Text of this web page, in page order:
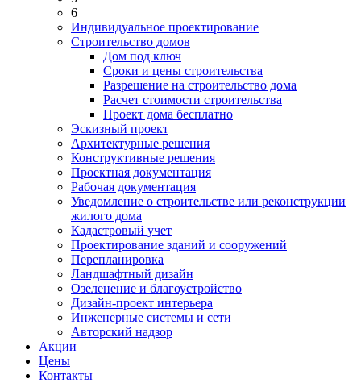
6
Индивидуальное проектирование
Строительство домов
Дом под ключ
Сроки и цены строительства
Разрешение на строительство дома
Расчет стоимости строительства
Проект дома бесплатно
Эскизный проект
Архитектурные решения
Конструктивные решения
Проектная документация
Рабочая документация
Уведомление о строительстве или реконструкции
жилого дома
Кадастровый учет
Проектирование зданий и сооружений
Перепланировка
Ландшафтный дизайн
Озеленение и благоустройство
Дизайн-проект интерьера
Инженерные системы и сети
Авторский надзор
Акции
Цены
Контакты